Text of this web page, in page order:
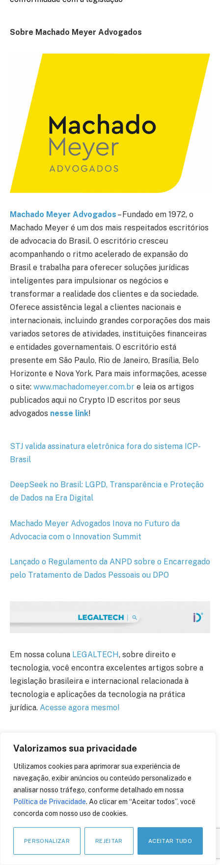
Valorizamos sua privacidade
Utilizamos cookies para aprimorar sua experiência de
navegação, exibir anúncios ou conteúdo personalizado e
analisar nosso tráfego, conforme detalhado em nossa
Política de Privacidade. Ao clicar em “Aceitar todos”, você
concorda com nosso uso de cookies.
PERSONALIZAR REJEITAR ACEITAR TUDO
Sobre Machado Meyer Advogados
Machado Meyer Advogados – Fundado em 1972, o
Machado Meyer é um dos mais respeitados escritórios
de advocacia do Brasil. O escritório cresceu
acompanhando o ritmo acelerado de expansão do
Brasil e trabalha para oferecer soluções jurídicas
inteligentes para impulsionar os negócios e
transformar a realidade dos clientes e da sociedade.
Oferece assistência legal a clientes nacionais e
internacionais, incluindo grandes corporações dos mais
variados setores de atividades, instituições financeiras
e entidades governamentais. O escritório está
presente em São Paulo, Rio de Janeiro, Brasília, Belo
Horizonte e Nova York. Para mais informações, acesse
o site: www.machadomeyer.com.br e leia os artigos
publicados aqui no Crypto ID escritos por seus
advogados nesse link!
STJ valida assinatura eletrônica fora do sistema ICP-
Brasil
DeepSeek no Brasil: LGPD, Transparência e Proteção
de Dados na Era Digital
Machado Meyer Advogados Inova no Futuro da
Advocacia com o Innovation Summit
Lançado o Regulamento da ANPD sobre o Encarregado
pelo Tratamento de Dados Pessoais ou DPO
Em nossa coluna LEGALTECH, sobre direito e
tecnologia, você encontra excelentes artigos sobre a
legislação brasileira e internacional relacionada à
tecnologia e aplicações da tecnologia na prática
jurídica. Acesse agora mesmo!
COMPARTILHE:
Facebook
Twitter